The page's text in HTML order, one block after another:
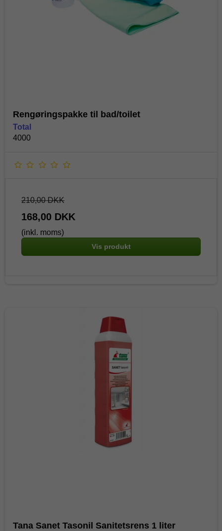
Rengøringspakke til bad/toilet
Total
4000
210,00 DKK
168,00 DKK
(inkl. moms)
Vis produkt
Tana Sanet Tasonil Sanitetsrens 1 liter